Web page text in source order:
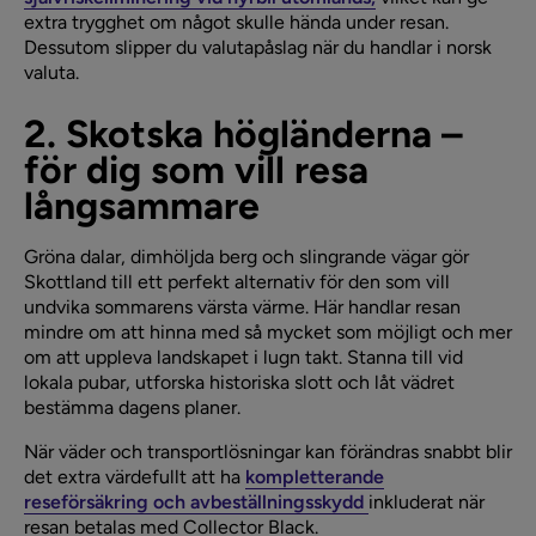
extra trygghet om något skulle hända under resan.
Dessutom slipper du valutapåslag när du handlar i norsk
valuta.
2. Skotska högländerna –
för dig som vill resa
långsammare
Gröna dalar, dimhöljda berg och slingrande vägar gör
Skottland till ett perfekt alternativ för den som vill
undvika sommarens värsta värme. Här handlar resan
mindre om att hinna med så mycket som möjligt och mer
om att uppleva landskapet i lugn takt. Stanna till vid
lokala pubar, utforska historiska slott och låt vädret
bestämma dagens planer.
När väder och transportlösningar kan förändras snabbt blir
det extra värdefullt att ha kompletterande
reseförsäkring och avbeställningsskydd inkluderat när
resan betalas med Collector Black.